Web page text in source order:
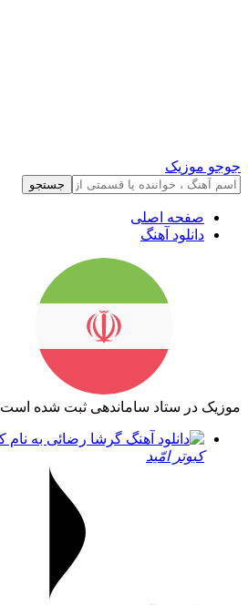
جوجو موزیک
جستجو
صفحه اصلی
دانلود آهنگ
موزیک در ستاد ساماندهی ثبت شده است
کبوتر امّید